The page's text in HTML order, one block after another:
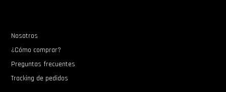
Nosotros
¿Cómo comprar?
Preguntas frecuentes
Tracking de pedidos